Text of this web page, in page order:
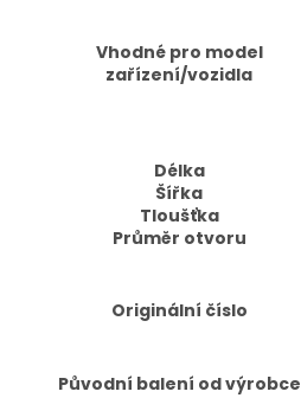
Vhodné pro model
zařízení/vozidla
Délka
Šířka
Tloušťka
Průměr otvoru
Originální číslo
Původní balení od výrobce